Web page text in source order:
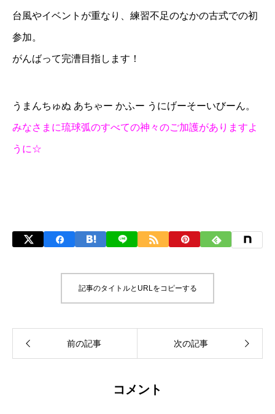
台風やイベントが重なり、練習不足のなかの古式での初
参加。
がんばって完漕目指します！
うまんちゅぬ あちゃー かふー うにげーそーいびーん。
みなさまに琉球弧のすべての神々のご加護がありますよ
うに☆
記事のタイトルとURLをコピーする
コメント